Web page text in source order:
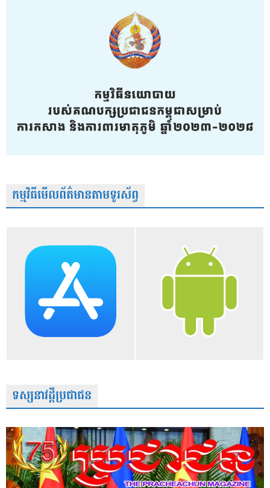
កម្មវិធីមើលព័ត៌មានតាមទូរស័ព្វ
ទស្សនាវដ្តីប្រជាជន